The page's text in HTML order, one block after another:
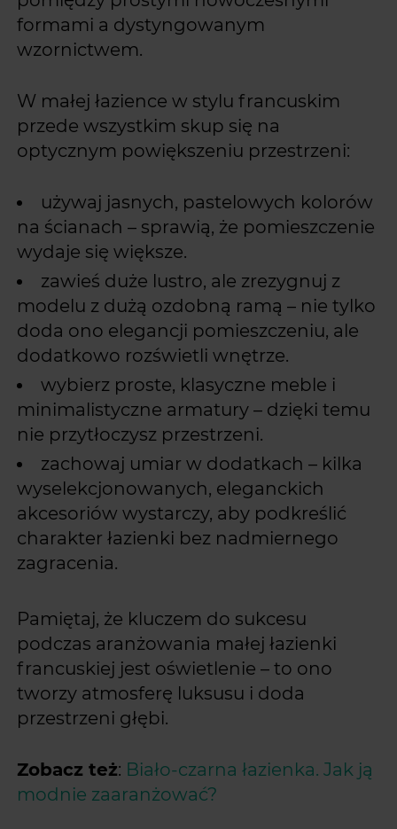
formami a dystyngowanym
wzornictwem.
W małej łazience w stylu francuskim
przede wszystkim skup się na
optycznym powiększeniu przestrzeni:
używaj jasnych, pastelowych kolorów
na ścianach – sprawią, że pomieszczenie
wydaje się większe.
zawieś duże lustro, ale zrezygnuj z
modelu z dużą ozdobną ramą – nie tylko
doda ono elegancji pomieszczeniu, ale
dodatkowo rozświetli wnętrze.
wybierz proste, klasyczne meble i
minimalistyczne armatury – dzięki temu
nie przytłoczysz przestrzeni.
zachowaj umiar w dodatkach – kilka
wyselekcjonowanych, eleganckich
akcesoriów wystarczy, aby podkreślić
charakter łazienki bez nadmiernego
zagracenia.
Pamiętaj, że kluczem do sukcesu
podczas aranżowania małej łazienki
francuskiej jest oświetlenie – to ono
tworzy atmosferę luksusu i doda
przestrzeni głębi.
Zobacz też: Biało-czarna łazienka. Jak ją
modnie zaaranżować?